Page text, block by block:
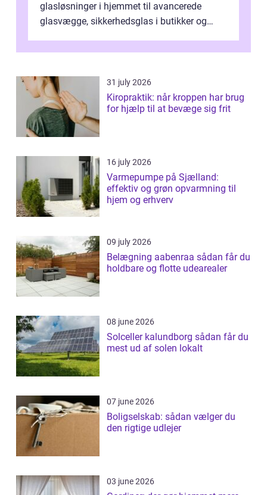
glasløsninger i hjemmet til avancerede
glasvægge, sikkerhedsglas i butikker og
31 july 2026
Kiropraktik: når kroppen har brug
for hjælp til at bevæge sig frit
16 july 2026
Varmepumpe på Sjælland:
effektiv og grøn opvarmning til
hjem og erhverv
09 july 2026
Belægning aabenraa sådan får du
holdbare og flotte udearealer
08 june 2026
Solceller kalundborg sådan får du
mest ud af solen lokalt
07 june 2026
Boligselskab: sådan vælger du
den rigtige udlejer
03 june 2026